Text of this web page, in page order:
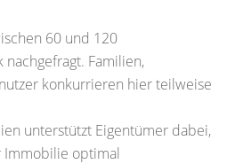
60 und 120
Familien,
konkurrieren hier teilweise
unterstützt Eigentümer dabei,
optimal